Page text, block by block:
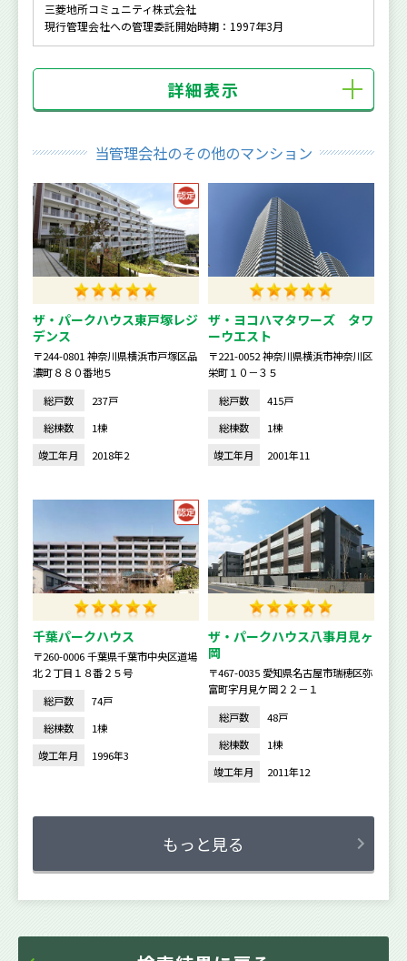
三菱地所コミュニティ株式会社
現行管理会社への管理委託開始時期：1997年3月
詳細表示
当管理会社のその他のマンション
ザ・パークハウス東戸塚レジ
デンス
〒244-0801 神奈川県横浜市戸塚区品
濃町８８０番地５
総戸数
237戸
総棟数
1棟
竣工年月
2018年2
ザ・ヨコハマタワーズ タワ
ーウエスト
〒221-0052 神奈川県横浜市神奈川区
栄町１０－３５
総戸数
415戸
総棟数
1棟
竣工年月
2001年11
千葉パークハウス
〒260-0006 千葉県千葉市中央区道場
北２丁目１８番２５号
総戸数
74戸
総棟数
1棟
竣工年月
1996年3
ザ・パークハウス八事月見ヶ
岡
〒467-0035 愛知県名古屋市瑞穂区弥
富町字月見ケ岡２２－１
総戸数
48戸
総棟数
1棟
竣工年月
2011年12
もっと見る